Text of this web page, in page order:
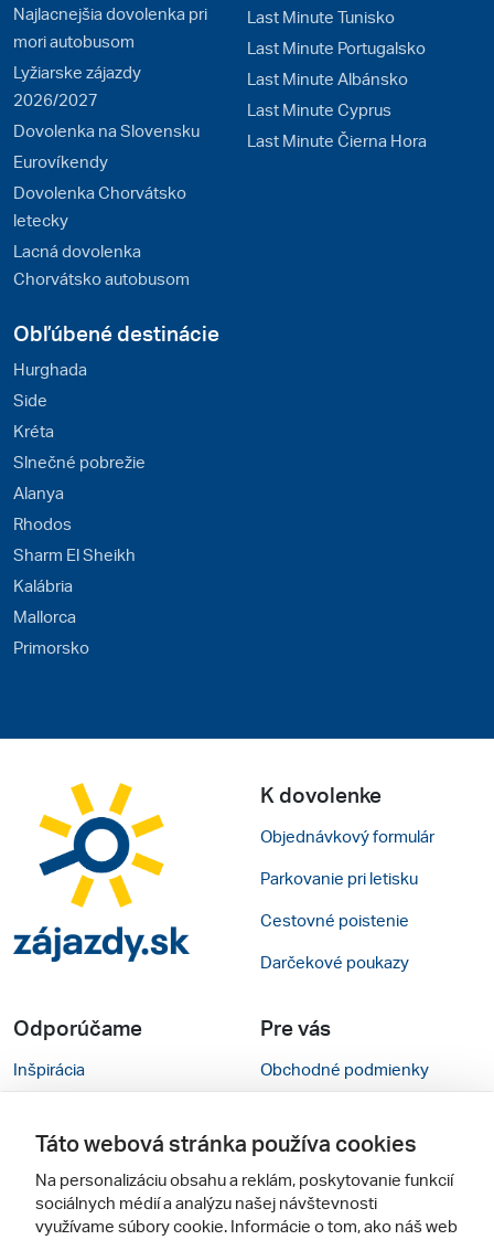
Najlacnejšia dovolenka pri
mori autobusom
Lyžiarske zájazdy
2026/2027
Dovolenka na Slovensku
Eurovíkendy
Dovolenka Chorvátsko
letecky
Lacná dovolenka
Chorvátsko autobusom
Last Minute Tunisko
Last Minute Portugalsko
Last Minute Albánsko
Last Minute Cyprus
Last Minute Čierna Hora
Obľúbené destinácie
Hurghada
Side
Kréta
Slnečné pobrežie
Alanya
Rhodos
Sharm El Sheikh
Kalábria
Mallorca
Primorsko
K dovolenke
Objednávkový formulár
Parkovanie pri letisku
Cestovné poistenie
Darčekové poukazy
Odporúčame
Inšpirácia
Cestovné kancelárie
Zájezdy.cz
Pre vás
Obchodné podmienky
Nastavenie cookies
Mobilná verzia webu
Táto webová stránka používa cookies
Na personalizáciu obsahu a reklám, poskytovanie funkcií
sociálnych médií a analýzu našej návštevnosti
využívame súbory cookie. Informácie o tom, ako náš web